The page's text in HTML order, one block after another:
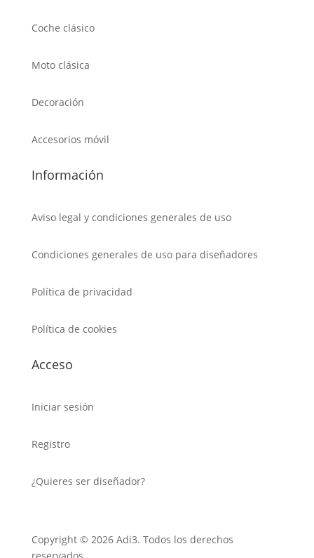
Coche clásico
Moto clásica
Decoración
Accesorios móvil
Información
Aviso legal y condiciones generales de uso
Condiciones generales de uso para diseñadores
Política de privacidad
Política de cookies
Acceso
Iniciar sesión
Registro
¿Quieres ser diseñador?
Copyright © 2026 Adi3. Todos los derechos